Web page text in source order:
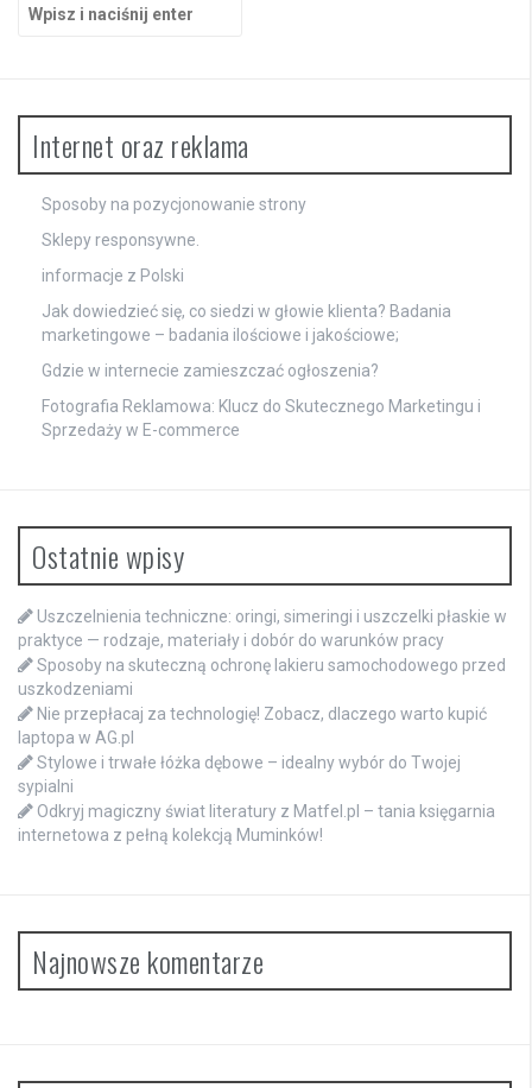
Internet oraz reklama
Sposoby na pozycjonowanie strony
Sklepy responsywne.
informacje z Polski
Jak dowiedzieć się, co siedzi w głowie klienta? Badania
marketingowe – badania ilościowe i jakościowe;
Gdzie w internecie zamieszczać ogłoszenia?
Fotografia Reklamowa: Klucz do Skutecznego Marketingu i
Sprzedaży w E-commerce
Ostatnie wpisy
Uszczelnienia techniczne: oringi, simeringi i uszczelki płaskie w
praktyce — rodzaje, materiały i dobór do warunków pracy
Sposoby na skuteczną ochronę lakieru samochodowego przed
uszkodzeniami
Nie przepłacaj za technologię! Zobacz, dlaczego warto kupić
laptopa w AG.pl
Stylowe i trwałe łóżka dębowe – idealny wybór do Twojej
sypialni
Odkryj magiczny świat literatury z Matfel.pl – tania księgarnia
internetowa z pełną kolekcją Muminków!
Najnowsze komentarze